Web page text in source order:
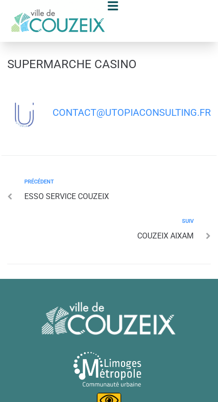
SUPERMARCHE CASINO
CONTACT@UTOPIACONSULTING.FR
PRÉCÉDENT
ESSO SERVICE COUZEIX
SUIV
COUZEIX AIXAM